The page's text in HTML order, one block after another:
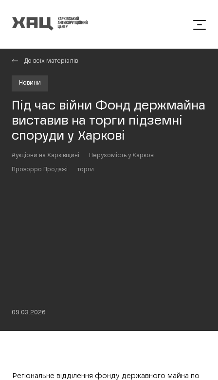
До всіх матеріалів
Новини
Під час війни Фонд держмайна
виставив на торги підземні
споруди у Харкові
Аукціони на Харківщині Нерухомість у Харкові
Прозорро Продажі торги
09.03.2026
Регіональне відділення фонду державного майна по